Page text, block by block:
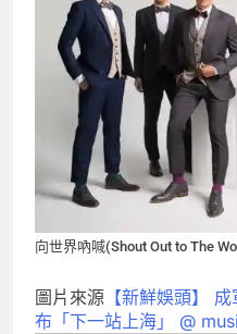
向世界吶喊(Shout Out to The
圖片來源 【新鮮娛頭】
布「下一站上海」 @